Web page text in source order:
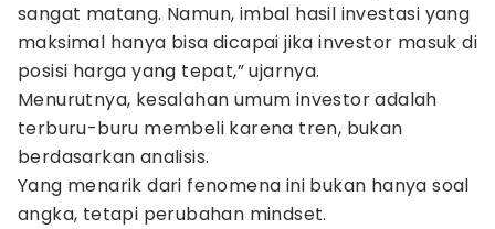
sangat matang. Namun, imbal hasil investasi yang
maksimal hanya bisa dicapai jika investor masuk di
posisi harga yang tepat,” ujarnya.
Menurutnya, kesalahan umum investor adalah
terburu-buru membeli karena tren, bukan
berdasarkan analisis.
Yang menarik dari fenomena ini bukan hanya soal
angka, tetapi perubahan mindset.